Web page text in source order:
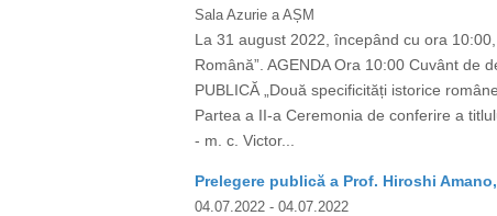
Sala Azurie a AȘM
La 31 august 2022, începând cu ora
Română”. AGENDA Ora 10:00 Cuvânt de
PUBLICĂ „Două specificități istorice
Partea a II-a Ceremonia de conferire a
- m. c. Victor...
Prelegere publică a Prof. Hiroshi
04.07.2022 - 04.07.2022